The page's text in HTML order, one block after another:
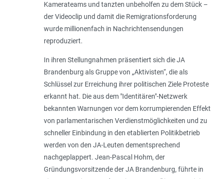
Kamerateams und tanzten unbeholfen zu dem Stück –
der Videoclip und damit die Remigrationsforderung
wurde millionenfach in Nachrichtensendungen
reproduziert.
In ihren Stellungnahmen präsentiert sich die JA
Brandenburg als Gruppe von „Aktivisten“, die als
Schlüssel zur Erreichung ihrer politischen Ziele Proteste
erkannt hat. Die aus dem "Identitären"-Netzwerk
bekannten Warnungen vor dem korrumpierenden Effekt
von parlamentarischen Verdienstmöglichkeiten und zu
schneller Einbindung in den etablierten Politikbetrieb
werden von den JA-Leuten dementsprechend
nachgeplappert. Jean-Pascal Hohm, der
Gründungsvorsitzende der JA Brandenburg, führte in